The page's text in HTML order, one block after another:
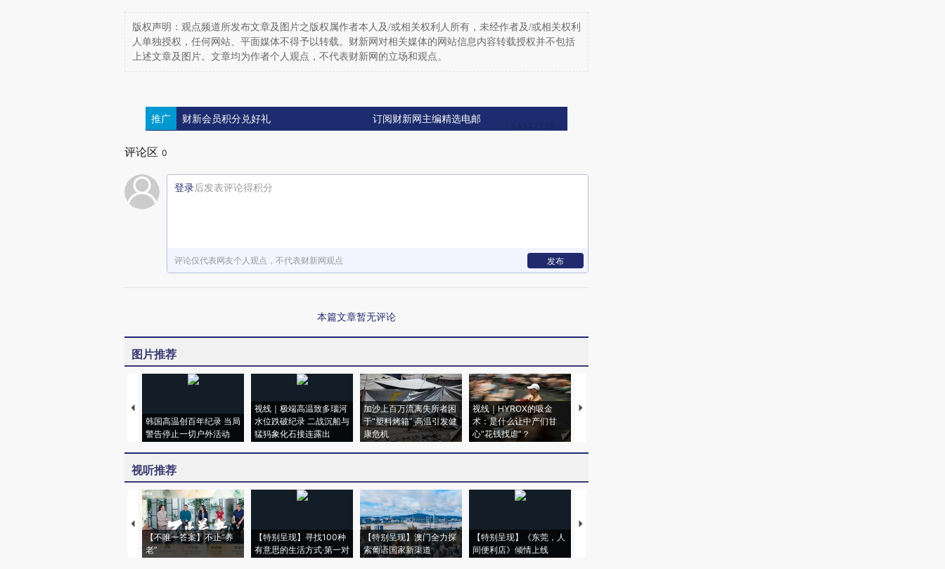
版权声明：观点频道所发布文章及图片之版权属作者本人及/或相关权利人所有，未经作者及/或相关权利
人单独授权，任何网站、平面媒体不得予以转载。财新网对相关媒体的网站信息内容转载授权并不包括
上述文章及图片。文章均为作者个人观点，不代表财新网的立场和观点。
推广 财新会员积分兑好礼 订阅财新网主编精选电邮
评论区 0
登录后发表评论得积分
评论仅代表网友个人观点，不代表财新网观点 发布
本篇文章暂无评论
图片推荐
韩国高温创百年纪录 当局
警告停止一切户外活动
视线｜极端高温致多瑙河
水位跌破纪录 二战沉船与
猛犸象化石接连露出
加沙上百万流离失所者困
于“塑料烤箱” 高温引发健
康危机
视线｜HYROX的吸金
术：是什么让中产们甘
心“花钱找虐”？
马航飞行员跨国走私7万
视听推荐
【不唯一答案】不止“养
老”
【特别呈现】寻找100种
有意思的生活方式·第一对
【特别呈现】澳门全力探
索葡语国家新渠道
【特别呈现】《东莞，人
间便利店》倾情上线
【推广】走进第四届链博